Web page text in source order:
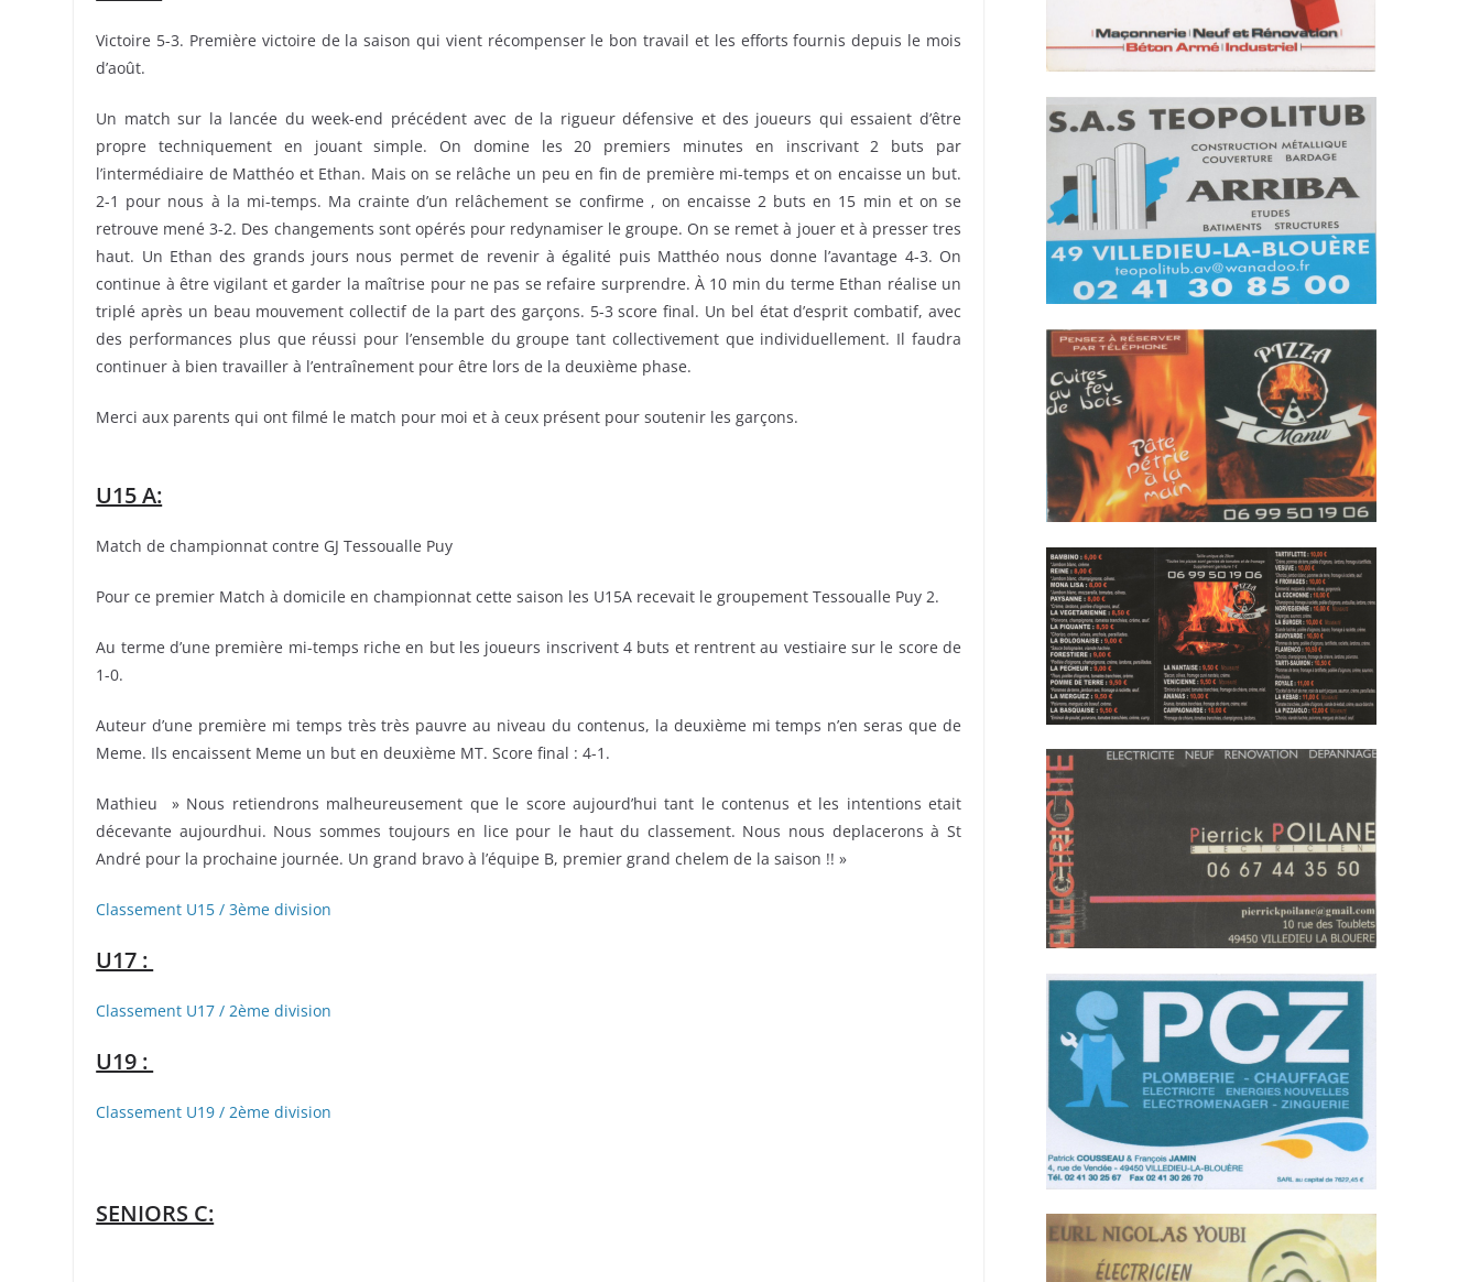
Victoire 5-3. Première victoire de la saison qui vient récompenser le bon travail et les efforts fournis depuis le mois
d’août.
Un match sur la lancée du week-end précédent avec de la rigueur défensive et des joueurs qui essaient d’être
propre techniquement en jouant simple. On domine les 20 premiers minutes en inscrivant 2 buts par
l’intermédiaire de Matthéo et Ethan. Mais on se relâche un peu en fin de première mi-temps et on encaisse un but.
2-1 pour nous à la mi-temps. Ma crainte d’un relâchement se confirme , on encaisse 2 buts en 15 min et on se
retrouve mené 3-2. Des changements sont opérés pour redynamiser le groupe. On se remet à jouer et à presser tres
haut. Un Ethan des grands jours nous permet de revenir à égalité puis Matthéo nous donne l’avantage 4-3. On
continue à être vigilant et garder la maîtrise pour ne pas se refaire surprendre. À 10 min du terme Ethan réalise un
triplé après un beau mouvement collectif de la part des garçons. 5-3 score final. Un bel état d’esprit combatif, avec
des performances plus que réussi pour l’ensemble du groupe tant collectivement que individuellement. Il faudra
continuer à bien travailler à l’entraînement pour être lors de la deuxième phase.
Merci aux parents qui ont filmé le match pour moi et à ceux présent pour soutenir les garçons.
U15 A:
Match de championnat contre GJ Tessoualle Puy
Pour ce premier Match à domicile en championnat cette saison les U15A recevait le groupement Tessoualle Puy 2.
Au terme d’une première mi-temps riche en but les joueurs inscrivent 4 buts et rentrent au vestiaire sur le score de
1-0.
Auteur d’une première mi temps très très pauvre au niveau du contenus, la deuxième mi temps n’en seras que de
Meme. Ils encaissent Meme un but en deuxième MT. Score final : 4-1.
Mathieu » Nous retiendrons malheureusement que le score aujourd’hui tant le contenus et les intentions etait
décevante aujourdhui. Nous sommes toujours en lice pour le haut du classement. Nous nous deplacerons à St
André pour la prochaine journée. Un grand bravo à l’équipe B, premier grand chelem de la saison !! »
Classement U15 / 3ème division
U17 :
Classement U17 / 2ème division
U19 :
Classement U19 / 2ème division
SENIORS C: